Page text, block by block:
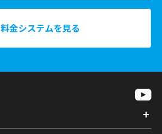
料金システムを見る